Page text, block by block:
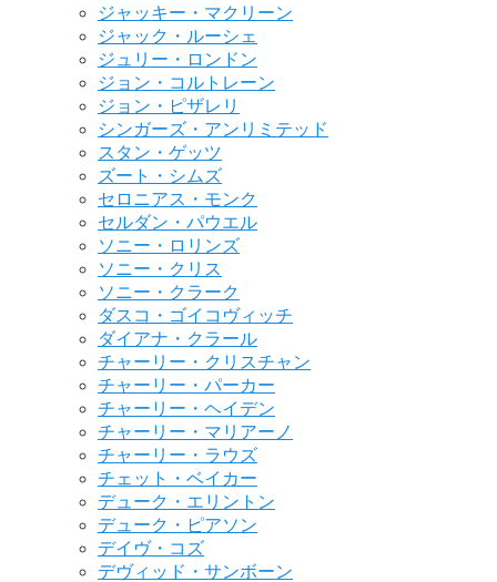
ジャッキー・マクリーン
ジャック・ルーシェ
ジュリー・ロンドン
ジョン・コルトレーン
ジョン・ピザレリ
シンガーズ・アンリミテッド
スタン・ゲッツ
ズート・シムズ
セロニアス・モンク
セルダン・パウエル
ソニー・ロリンズ
ソニー・クリス
ソニー・クラーク
ダスコ・ゴイコヴィッチ
ダイアナ・クラール
チャーリー・クリスチャン
チャーリー・パーカー
チャーリー・ヘイデン
チャーリー・マリアーノ
チャーリー・ラウズ
チェット・ベイカー
デューク・エリントン
デューク・ピアソン
デイヴ・コズ
デヴィッド・サンボーン